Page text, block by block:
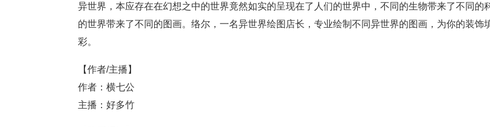
异世界，本应存在在幻想之中的世界竟然如实的呈现在了人们的世界中，不同的生物带来了不同的
的世界带来了不同的图画。络尔，一名异世界绘图店长，专业绘制不同异世界的图画，为你的装饰
彩。
【作者/主播】
作者：横七公
主播：好多竹